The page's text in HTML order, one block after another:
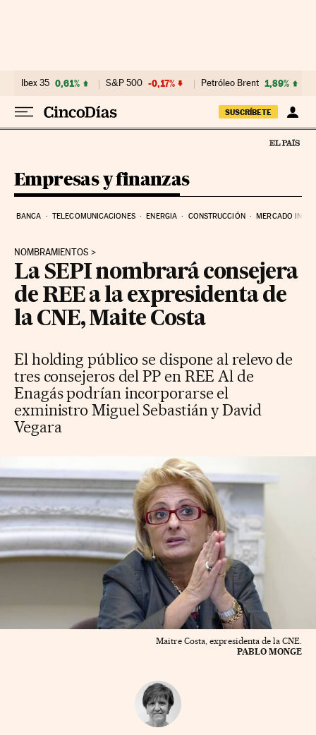
Ibex 35 0,61% S&P 500 -0,17% Petróleo Brent 1,89%
SUSCRÍBETE
Empresas y finanzas
BANCA TELECOMUNICACIONES ENERGIA CONSTRUCCIÓN MERCADO
NOMBRAMIENTOS
La SEPI nombrará consejera
de REE a la expresidenta de
la CNE, Maite Costa
El holding público se dispone al relevo de
tres consejeros del PP en REE Al de
Enagás podrían incorporarse el
exministro Miguel Sebastián y David
Vegara
Maitre Costa, expresidenta de la CNE.
PABLO MONGE